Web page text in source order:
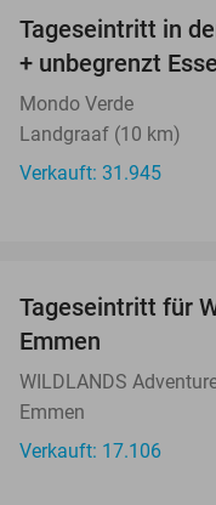
Tageseintritt in
+ unbegrenzt
Mondo Verde
Landgraaf (10 km)
Verkauft: 31.945
Tageseintritt für
Emmen
WILDLANDS
Emmen
Verkauft: 17.106